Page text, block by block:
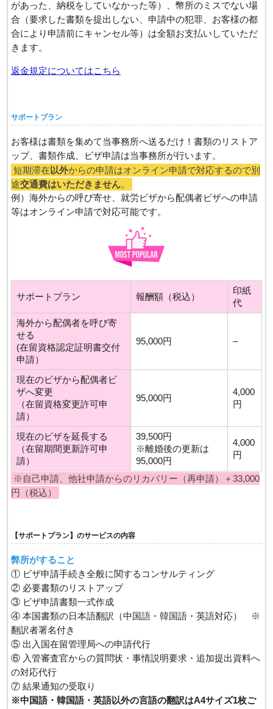
があった、納税をしていなかった等）、幣所のミスでない場
合（要求した書類を提出しない、申請中の犯罪、お客様の都
合により申請前にキャンセル等）は全額お支払いしていただ
きます。
返金規定についてはこちら
サポートプラン
お客様は書類を集めて当事務所へ送るだけ！書類のリストア
ップ、書類作成、ビザ申請は当事務所が行います。
短期滞在 以外からの申請はオンライン申請で対応するので別
途交通費はいただきません
例）海外からの呼び寄せ、就労ビザから配偶者ビザへの申請
等はオンライン申請で対応可能です。
サポートプラン 報酬額（税込）
印紙
代
海外から配偶者を呼び寄
せる
(在留資格認定証明書交付
申請）
95,000円 –
現在のビザから配偶者ビ
ザへ変更
（在留資格変更許可申
請）
95,000円
4,000
円
現在のビザを延長する
（在留期間更新許可申
請）
39,500円
※離婚後の更新は
95,000円
4,000
円
※自己申請、他社申請からのリカバリー（再申請）＋33,000
円（税込）
【サポートプラン】のサービスの内容
弊所がすること
① ビザ申請手続き全般に関するコンサルティング
② 必要書類のリストアップ
③ ビザ申請書類一式作成
④ 本国書類の日本語翻訳（中国語・韓国語・英語対応） ※
翻訳者署名付き
⑤ 出入国在留管理局への申請代行
⑥ 入管審査官からの質問状・事情説明要求・追加提出資料へ
の対応代行
⑦ 結果通知の受取り
※中国語・韓国語・英語以外の言語の翻訳はA4サイズ1枚ご